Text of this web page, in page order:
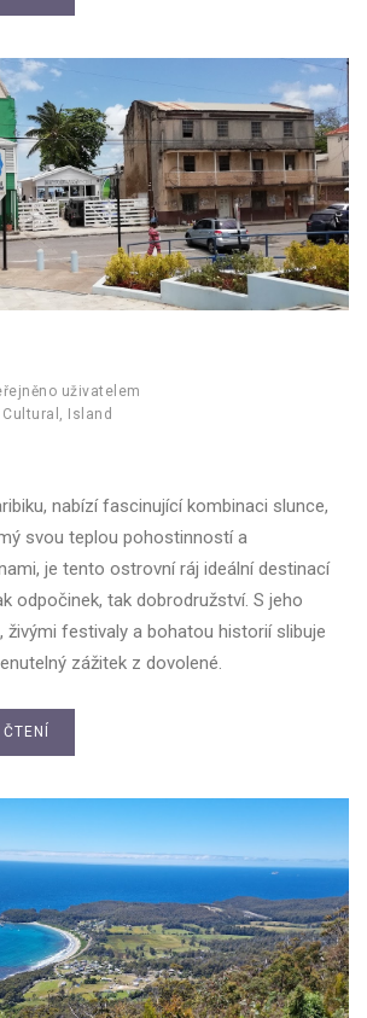
uživatelem
Cultural , Island
nabízí fascinující kombinaci slunce,
svou teplou pohostinností a
je tento ostrovní ráj ideální destinací
odpočinek, tak dobrodružství. S jeho
živými festivaly a bohatou historií slibuje
zážitek z dovolené.